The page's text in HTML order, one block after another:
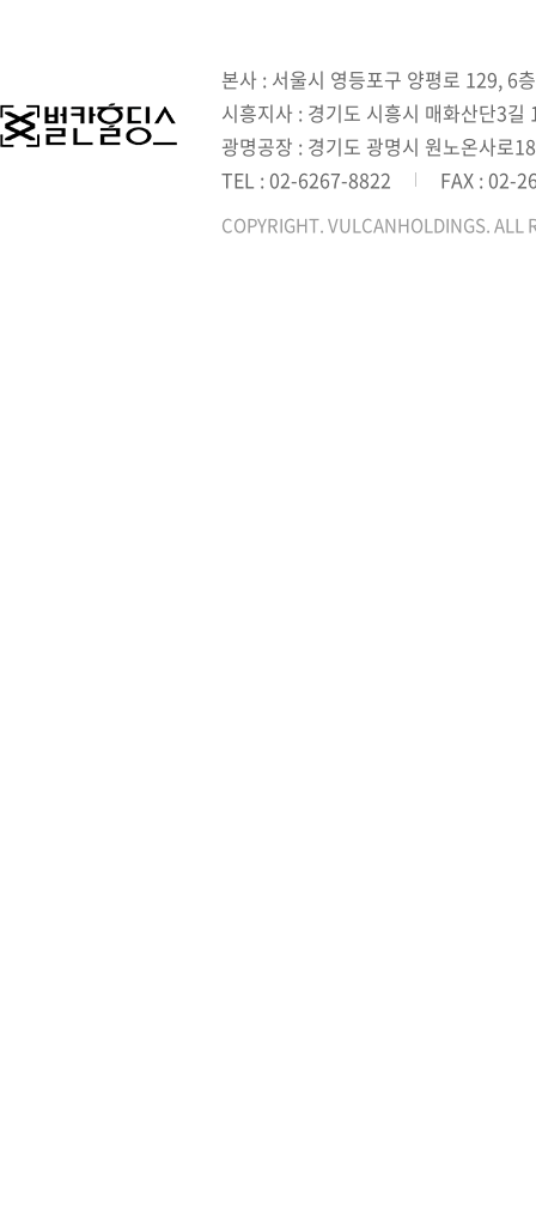
본사 : 서울시 영등포구 양평로 129, 6층
시흥지사 : 경기도 시흥시 매화산단3
광명공장 : 경기도 광명시 원노온사로18
TEL : 02-6267-8822
FAX : 02-
COPYRIGHT. VULCANHOLDINGS. ALL